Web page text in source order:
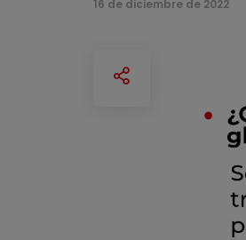
16 de diciembre de 2022